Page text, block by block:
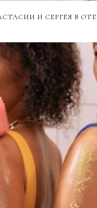
И СЕРГЕЯ В